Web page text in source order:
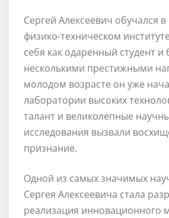
Сергей Алексеевич обучался
физико-техническом
себя как одаренный студент
несколькими престижными
молодом возрасте он уже
лаборатории высоких
талант и великолепные
исследования вызвали
признание.
Одной из самых значимых
Сергея Алексеевича стала
реализация инновационного